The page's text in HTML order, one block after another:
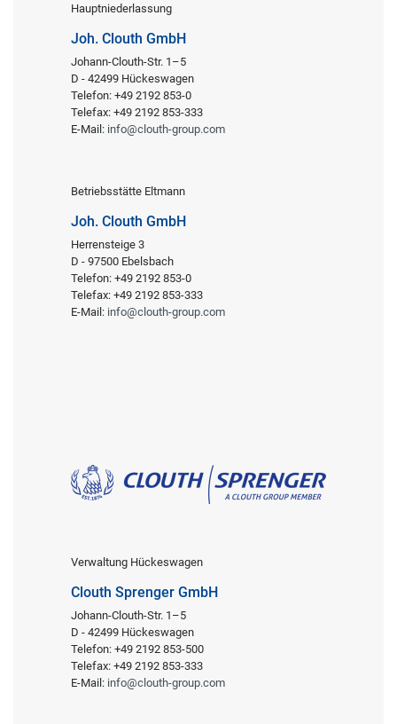
Hauptniederlassung
Joh. Clouth GmbH
Johann-Clouth-Str. 1–5
D - 42499 Hückeswagen
Telefon: +49 2192 853-0
Telefax: +49 2192 853-333
E-Mail: info@clouth-group.com
Betriebsstätte Eltmann
Joh. Clouth GmbH
Herrensteige 3
D - 97500 Ebelsbach
Telefon: +49 2192 853-0
Telefax: +49 2192 853-333
E-Mail: info@clouth-group.com
Verwaltung Hückeswagen
Clouth Sprenger GmbH
Johann-Clouth-Str. 1–5
D - 42499 Hückeswagen
Telefon: +49 2192 853-500
Telefax: +49 2192 853-333
E-Mail: info@clouth-group.com